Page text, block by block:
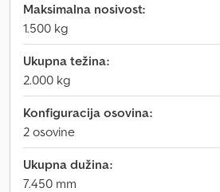
Maksimalna nosivost:
1.500 kg
Ukupna težina:
2.000 kg
Konfiguracija osovina:
2 osovine
Ukupna dužina:
7.450 mm